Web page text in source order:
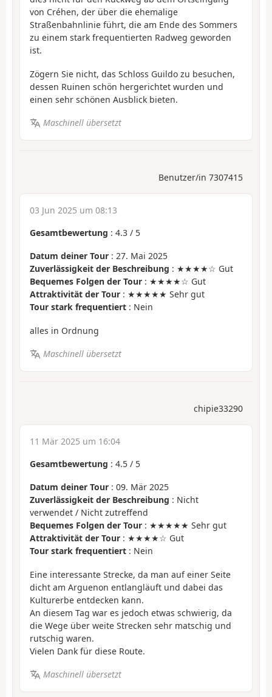
von Créhen, der über die ehemalige
Straßenbahnlinie führt, die am Ende des Sommers
zu einem stark frequentierten Radweg geworden
ist.
Zögern Sie nicht, das Schloss Guildo zu besuchen,
dessen Ruinen schön hergerichtet wurden und
einen sehr schönen Ausblick bieten.
Maschinell übersetzt
Benutzer/in 7307415
03 Jun 2025 um 08:13
Gesamtbewertung : 4.3 / 5
Datum deiner Tour : 27. Mai 2025
Zuverlässigkeit der Beschreibung : ★★★★☆ Gut
Bequemes Folgen der Tour : ★★★★☆ Gut
Attraktivität der Tour : ★★★★★ Sehr gut
Tour stark frequentiert : Nein
alles in Ordnung
Maschinell übersetzt
chipie33290
11 Mär 2025 um 16:04
Gesamtbewertung : 4.5 / 5
Datum deiner Tour : 09. Mär 2025
Zuverlässigkeit der Beschreibung : Nicht
verwendet / Nicht zutreffend
Bequemes Folgen der Tour : ★★★★★ Sehr gut
Attraktivität der Tour : ★★★★☆ Gut
Tour stark frequentiert : Nein
Eine interessante Strecke, da man auf einer Seite
dicht am Arguenon entlangläuft und dabei das
Kulturerbe entdecken kann.
An diesem Tag war es jedoch etwas schwierig, da
die Wege über weite Strecken sehr matschig und
rutschig waren.
Vielen Dank für diese Route.
Maschinell übersetzt